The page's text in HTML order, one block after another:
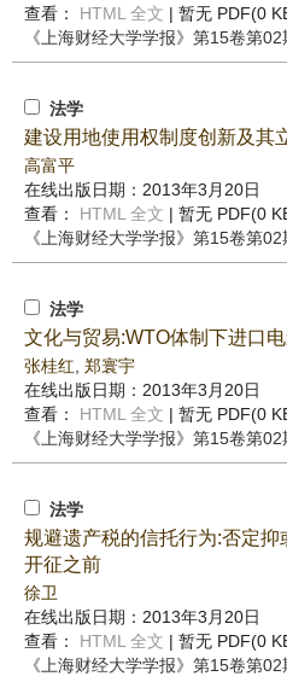
查看： HTML 全文 | 暂无 PDF(0
《上海财经大学学报》 第15卷第02
法学
建设用地使用权制度创新及其
高富平
在线出版日期：2013年3月20日
查看： HTML 全文 | 暂无 PDF(0
《上海财经大学学报》 第15卷第02
法学
文化与贸易:WTO体制下进口
张桂红 郑寰宇
在线出版日期：2013年3月20日
查看： HTML 全文 | 暂无 PDF(0
《上海财经大学学报》 第15卷第02
法学
规避遗产税的信托行为:否定
开征之前
徐卫
在线出版日期：2013年3月20日
查看： HTML 全文 | 暂无 PDF(0
《上海财经大学学报》 第15卷第02